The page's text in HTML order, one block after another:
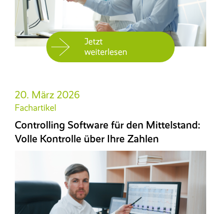
Jetzt
weiterlesen
20. März 2026
Fachartikel
Controlling Software für den Mittelstand:
Volle Kontrolle über Ihre Zahlen